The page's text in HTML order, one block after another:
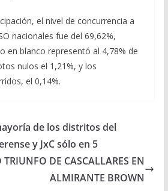
el nivel de concurrencia a
nacionales fue del 69,62%,
en blanco representó al 4,78% de
nulos el 1,21%, y los
el 0,14%.
de los distritos del
y JxC sólo en 5
TRIUNFO DE CASCALLARES EN
ALMIRANTE BROWN